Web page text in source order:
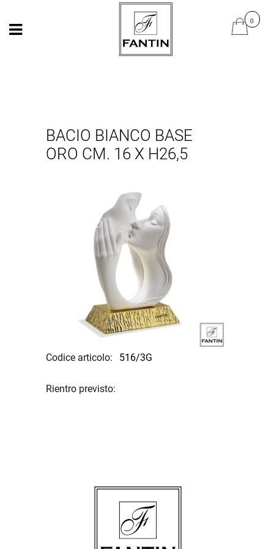
Open Open
BACIO BIANCO BASE
ORO CM. 16 X H26,5
Codice articolo: 516/3G
Rientro previsto: